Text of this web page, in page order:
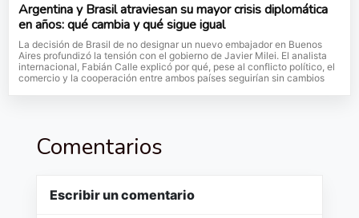
Argentina y Brasil atraviesan su mayor crisis diplomática
en años: qué cambia y qué sigue igual
La decisión de Brasil de no designar un nuevo embajador en Buenos
Aires profundizó la tensión con el gobierno de Javier Milei. El analista
internacional, Fabián Calle explicó por qué, pese al conflicto político, el
comercio y la cooperación entre ambos países seguirían sin cambios
Comentarios
Escribir un comentario